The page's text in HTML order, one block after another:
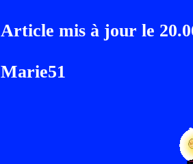
Article mis à jour le
Marie51